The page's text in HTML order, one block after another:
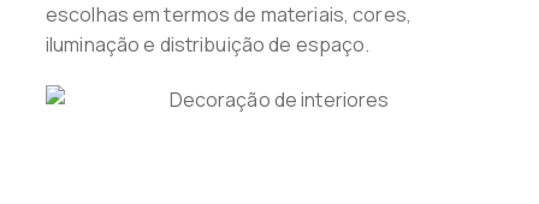
escolhas em termos de materiais, cores,
iluminação e distribuição de espaço.